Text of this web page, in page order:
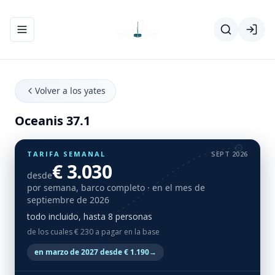
Abrir/cerrar el menú de navegación
Volver a los yates
Oceanis 37.1
TARIFA SEMANAL SEPT 2026
desde€ 3.030
por semana, barco completo · en el mes de
septiembre de 2026
todo incluido, hasta 8 personas
de los cuales € 230 a pagar en la base
en marzo de 2027 desde € 1.190→